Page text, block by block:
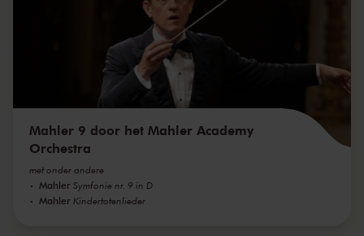
Mahler 9 door het Mahler Academy
Orchestra
met onder andere
Mahler Symfonie nr. 9 in D
Mahler Kindertotenlieder